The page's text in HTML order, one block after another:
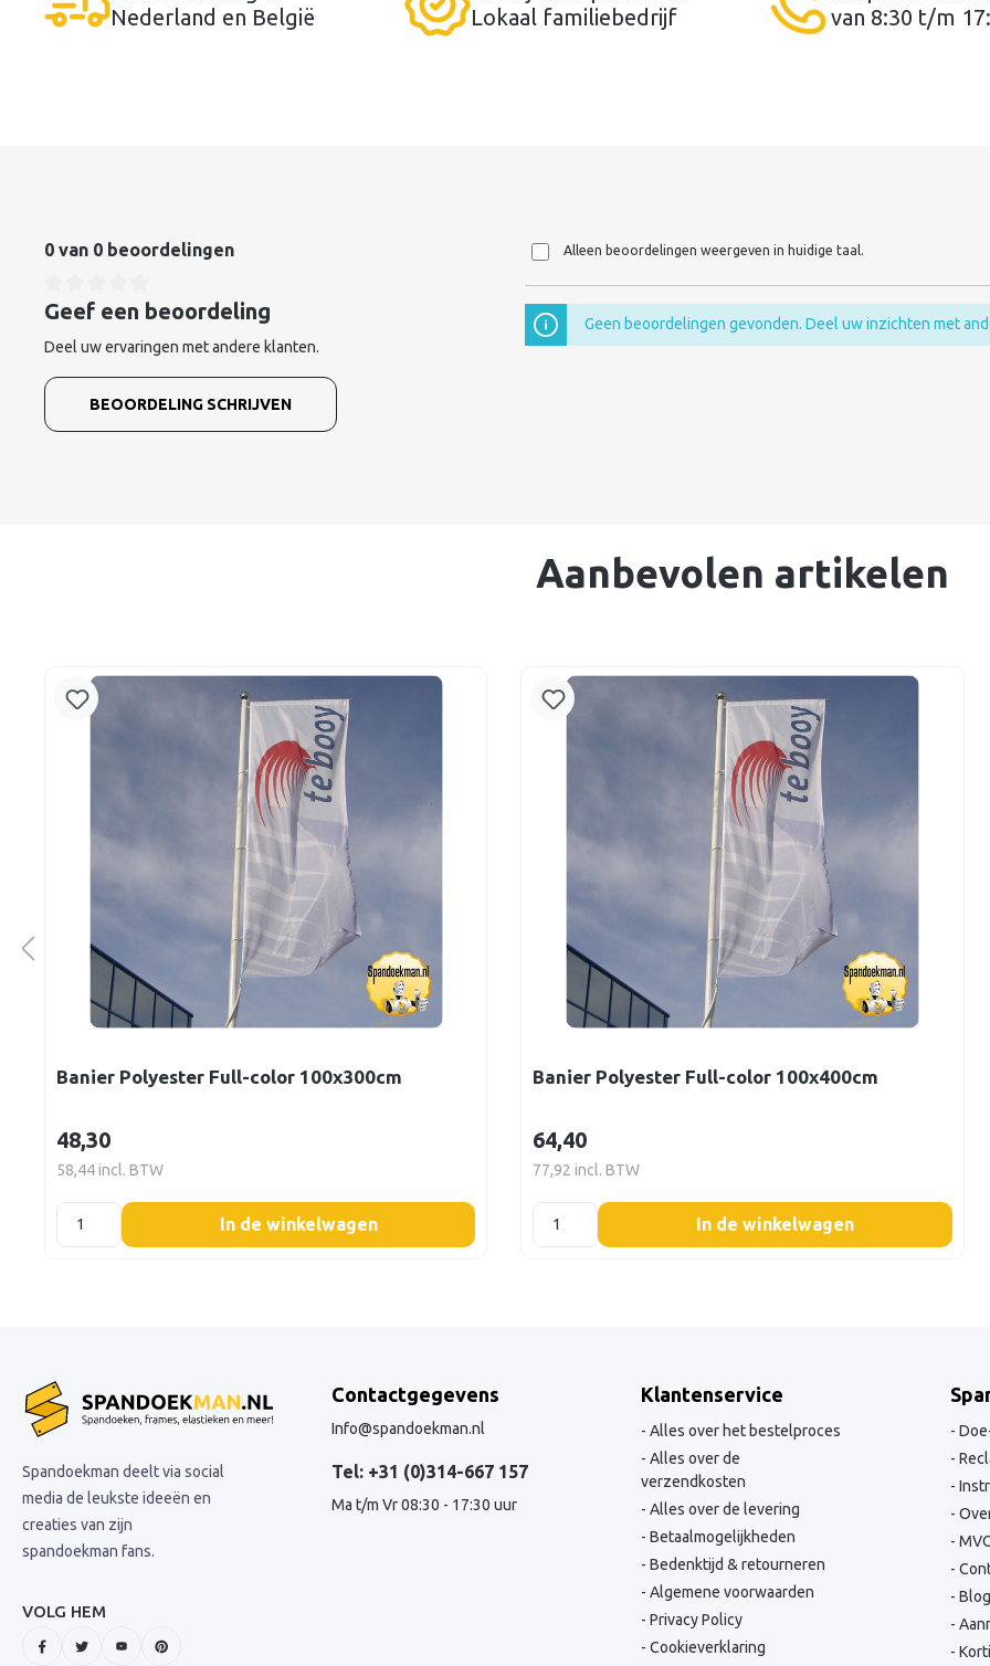
Nederland en België
Lokaal familiebedrijf
van 8:30 t/m
0 van 0 beoordelingen
Geef een beoordeling
Deel uw ervaringen met andere klanten.
BEOORDELING SCHRIJVEN
Alleen beoordelingen weergeven in huidige taal.
Geen beoordelingen gevonden. Deel uw inzichten met
Aanbevolen artikelen
Banier Polyester Full-color 100x300cm
48,30
58,44 incl. BTW
listing.boxQuantity
In de winkelwagen
Banier Polyester Full-color 100x400cm
64,40
77,92 incl. BTW
listing.boxQuantity
In de winkelwagen
Spandoekman deelt via social
media de leukste ideeën en
creaties van zijn
spandoekman fans.
VOLG HEM
Contactgegevens
Info@spandoekman.nl
Tel: +31 (0)314-667 157
Ma t/m Vr 08:30 - 17:30 uur
Klantenservice
Alles over het bestelproces
Alles over de
verzendkosten
Alles over de levering
Betaalmogelijkheden
Bedenktijd & retourneren
Algemene voorwaarden
Privacy Policy
Cookieverklaring
Blog